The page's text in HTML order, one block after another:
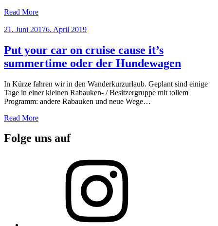
Read More
Posted
21. Juni 20176. April 2019
Put your car on cruise cause it’s
summertime oder der Hundewagen
In Kürze fahren wir in den Wanderkurzurlaub. Geplant sind einige
Tage in einer kleinen Rabauken- / Besitzergruppe mit tollem
Programm: andere Rabauken und neue Wege…
Read More
Folge uns auf